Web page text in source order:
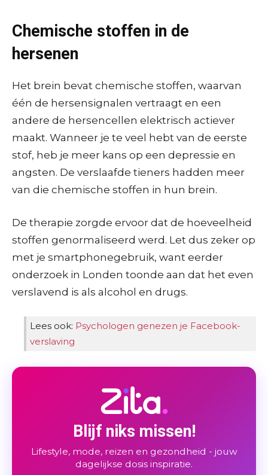
Chemische stoffen in de
hersenen
Het brein bevat chemische stoffen, waarvan
één de hersensignalen vertraagt en een
andere de hersencellen elektrisch actiever
maakt. Wanneer je te veel hebt van de eerste
stof, heb je meer kans op een depressie en
angsten. De verslaafde tieners hadden meer
van die chemische stoffen in hun brein.
De therapie zorgde ervoor dat de hoeveelheid
stoffen genormaliseerd werd. Let dus zeker op
met je smartphonegebruik, want eerder
onderzoek in Londen toonde aan dat het even
verslavend is als alcohol en drugs.
Lees ook: Psychologen genezen je Facebook-
verslaving
Blijf niks missen!
Lifestyle, mode, reizen en gezondheid - jouw
dagelijkse dosis inspiratie.